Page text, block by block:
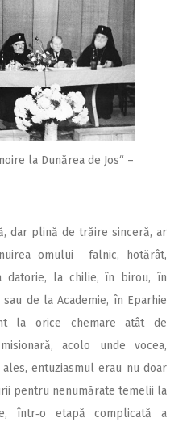
la Dunărea de Jos“ –
dar plină de trăire sinceră, ar
omului falnic, hotărât,
datorie, la chilie, în birou, în
de la Academie, în Eparhie
la orice chemare atât de
acolo unde vocea,
entuziasmul erau nu doar
pentru nenumărate temelii la
într‑o etapă complicată a